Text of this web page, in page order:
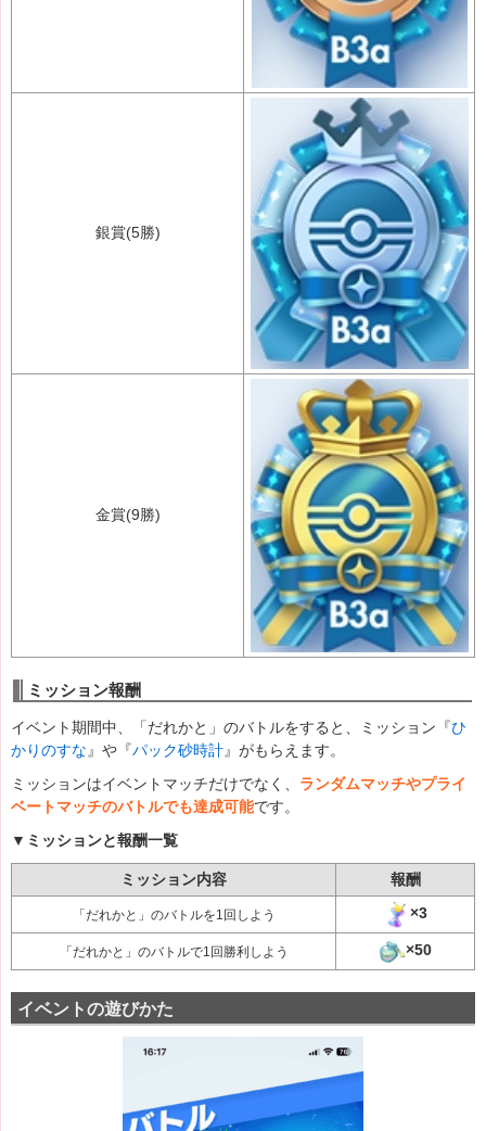
銀賞(5勝)
金賞(9勝)
ミッション報酬
イベント期間中、「だれかと」のバトルをすると、ミッション『ひ
かりのすな 』や『パック砂時計』がもらえます。
ミッションはイベントマッチだけでなく、 ランダムマッチやプライ
ベートマッチのバトルでも達成可能です。
▼ミッションと報酬一覧
ミッション内容 報酬
「だれかと」のバトルを1回しよう ×3
「だれかと」のバトルで1回勝利しよう ×50
イベントの遊びかた